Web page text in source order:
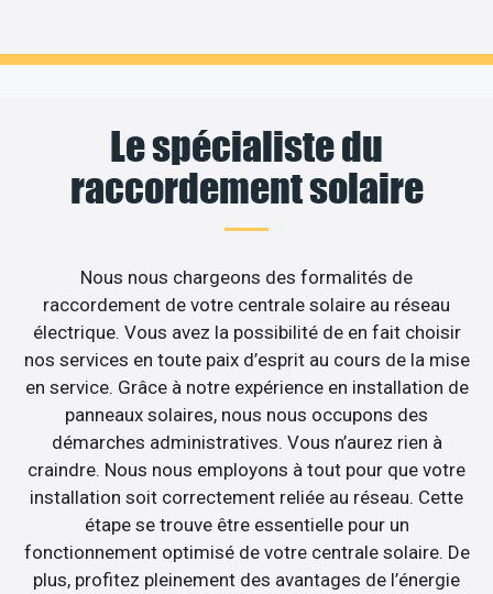
Le spécialiste du
raccordement solaire
Nous nous chargeons des formalités de
raccordement de votre centrale solaire au réseau
électrique. Vous avez la possibilité de en fait choisir
nos services en toute paix d’esprit au cours de la mise
en service. Grâce à notre expérience en installation de
panneaux solaires, nous nous occupons des
démarches administratives. Vous n’aurez rien à
craindre. Nous nous employons à tout pour que votre
installation soit correctement reliée au réseau. Cette
étape se trouve être essentielle pour un
fonctionnement optimisé de votre centrale solaire. De
plus, profitez pleinement des avantages de l’énergie